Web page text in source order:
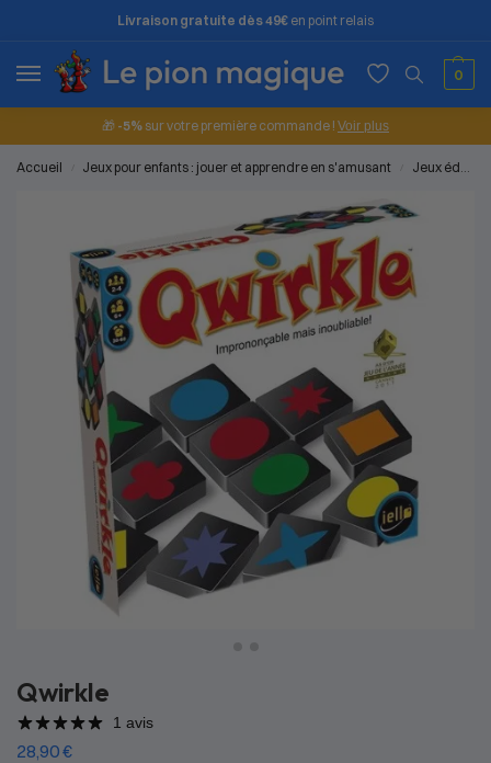
Livraison gratuite dès 49€ en point relais
0
🎁 -5% sur votre première commande ! Voir plus
Accueil Jeux pour enfants : jouer et apprendre en s'amusant Jeux éducatifs
Qwirkle
1 avis
28,90€